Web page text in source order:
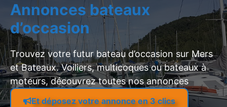
Annonces bateaux
d’occasion
Trouvez votre futur bateau d’occasion sur Mers
et Bateaux. Voiliers, multicoques ou bateaux à
moteurs, découvrez toutes nos annonces
Et déposez votre annonce en 3 clics